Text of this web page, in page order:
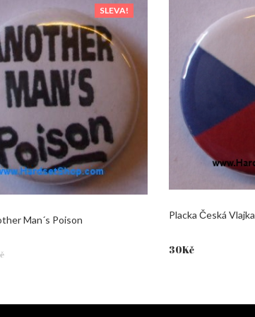
SLEVA!
Man´s Poison Placka Česká Vlajka
30Kč